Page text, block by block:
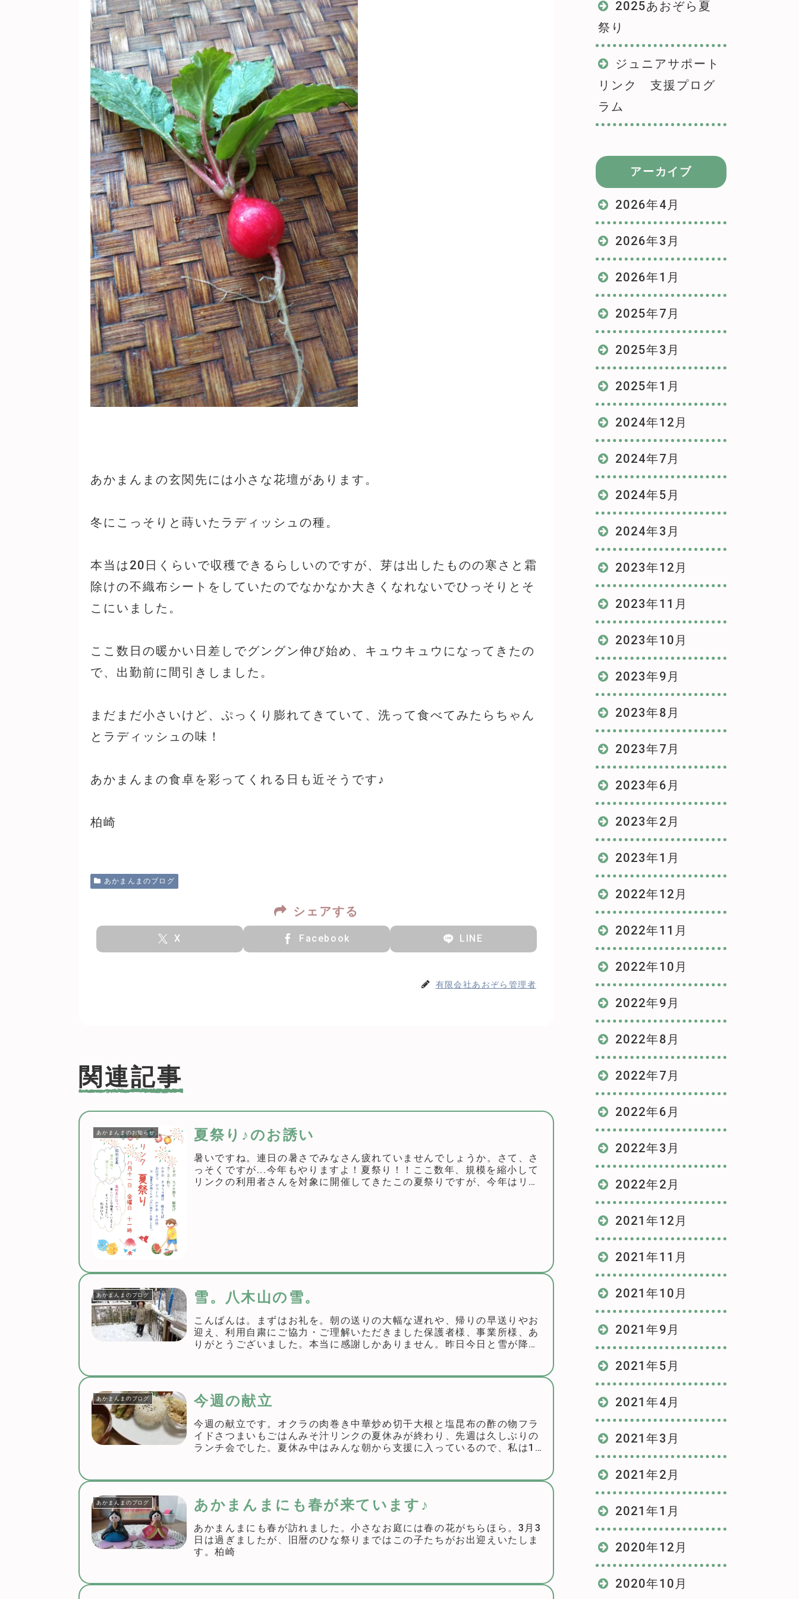
あかまんまの玄関先には小さな花壇があります。
冬にこっそりと蒔いたラディッシュの種。
本当は20日くらいで収穫できるらしいのですが、芽は出したものの寒さと霜
除けの不織布シートをしていたのでなかなか大きくなれないでひっそりとそ
こにいました。
ここ数日の暖かい日差しでグングン伸び始め、キュウキュウになってきたの
で、出勤前に間引きしました。
まだまだ小さいけど、ぷっくり膨れてきていて、洗って食べてみたらちゃん
とラディッシュの味！
あかまんまの食卓を彩ってくれる日も近そうです♪
柏崎
あかまんまのブログ
シェアする
X Facebook LINE
有限会社あおぞら管理者
関連記事
あかまんまのお知らせ 夏祭り♪のお誘い
暑いですね。連日の暑さでみなさん疲れていませんでしょうか。さて、さ
っそくですが...今年もやりますよ！夏祭り！！ここ数年、規模を縮小して
リンクの利用者さんを対象に開催してきたこの夏祭りですが、今年はリン
あかまんまのブログ 雪。八木山の雪。
こんばんは。まずはお礼を。朝の送りの大幅な遅れや、帰りの早送りやお
迎え、利用自粛にご協力・ご理解いただきました保護者様、事業所様、あ
りがとうございました。本当に感謝しかありません。昨日今日と雪が降り
あかまんまのブログ 今週の献立
今週の献立です。オクラの肉巻き中華炒め切干大根と塩昆布の酢の物フラ
イドさつまいもごはんみそ汁リンクの夏休みが終わり、先週は久しぶりの
ランチ会でした。夏休み中はみんな朝から支援に入っているので、私は1人
あかまんまのブログ あかまんまにも春が来ています♪
あかまんまにも春が訪れました。小さなお庭には春の花がちらほら。3月3
日は過ぎましたが、旧暦のひな祭りまではこの子たちがお出迎えいたしま
す。柏崎
2025あおぞら夏
祭り
ジュニアサポート
リンク 支援プログ
ラム
アーカイブ
2026年4月
2026年3月
2026年1月
2025年7月
2025年3月
2025年1月
2024年12月
2024年7月
2024年5月
2024年3月
2023年12月
2023年11月
2023年10月
2023年9月
2023年8月
2023年7月
2023年6月
2023年2月
2023年1月
2022年12月
2022年11月
2022年10月
2022年9月
2022年8月
2022年7月
2022年6月
2022年3月
2022年2月
2021年12月
2021年11月
2021年10月
2021年9月
2021年5月
2021年4月
2021年3月
2021年2月
2021年1月
2020年12月
2020年10月